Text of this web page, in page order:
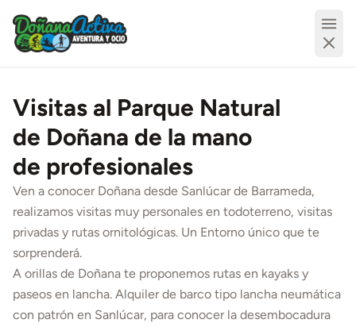
Visitas al Parque Natural
de Doñana de la mano
de profesionales
Ven a conocer Doñana desde Sanlúcar de Barrameda,
realizamos visitas muy personales en todoterreno, visitas
privadas y rutas ornitológicas. Un Entorno único que te
sorprenderá.
A orillas de Doñana te proponemos rutas en kayaks y
paseos en lancha. Alquiler de barco tipo lancha neumática
con patrón en Sanlúcar, para conocer la desembocadura